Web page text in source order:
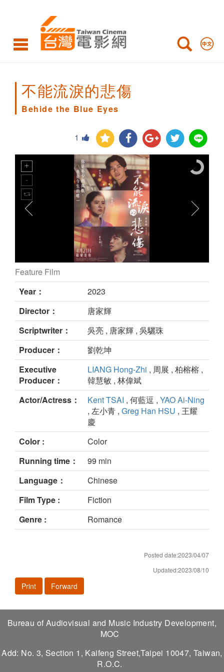
Behide
Blue
不能流淚的悲傷
Behide the Blue Eyes
1
Behide the Blue Eyes still
Feature Film
Year：
2023
Director：
唐家輝
Scriptwriter：
吳亮 , 唐家輝 , 吳驪珠
Producer：
劉乾坤
Executive
Producer：
LIANG Hong-Zhi , 周展 , 柏榕榕 ,
韓慧敏 , 林偉斌
Actor/Actress：
Kent TSAI , 何藍逗 , YAO Ai-Ning
, 左小青 , Greg Han HSU , 王耀
慶
Color :
Color
Running time：
99 min
Language：
Chinese
Film Type :
Fiction
Genre :
Romance
Posted date:2023/04/07
Updated:2023/08/10
Print Forward
Bureau of Audiovisual and Music Industry Development,
MOC
Add: No. 3, Section 1, Kaifeng Street,Taipei 10047, Taiwan,
R.O.C.